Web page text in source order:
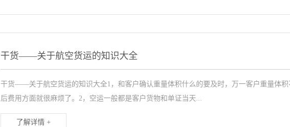
干货——关于航空货运的知识大全
干货——关于航空货运的知识大全1，和客户确认重量体积什么的要及时，万一客户重量体积
后费用方面就很麻烦了。2，空运一般都是客户货物和单证当天...
了解详情 +